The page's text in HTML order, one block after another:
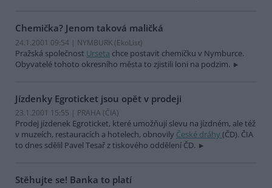
Chemička? Jenom taková maličká
24.1.2001 09:54 | NYMBURK (EkoList)
Pražská společnost Urseta chce postavit chemičku v Nymburce.
Obyvatelé tohoto okresního města to zjistili loni na podzim.
Jízdenky Egroticket jsou opět v prodeji
23.1.2001 15:55 | PRAHA (ČIA)
Prodej jízdenek Egroticket, které umožňují slevu na jízdném, ale též
v muzeích, restauracích a hotelech, obnovily České dráhy (ČD). ČIA
to dnes sdělil Pavel Tesař z tiskového oddělení ČD.
Stěhujte se! Banka to platí